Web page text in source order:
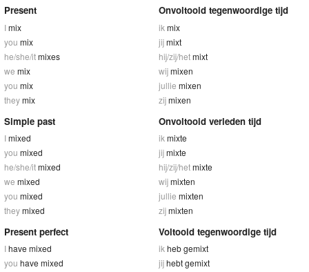
Present
Imix
you mix
he/she/itmixes
we mix
you mix
theymix
Onvoltooid tegenwoordige tijd
ik mix
jijmixt
hij/zij/hetmixt
wijmixen
jullie mixen
zijmixen
Simple past
Imixed
you mixed
he/she/itmixed
we mixed
you mixed
theymixed
Onvoltooid verleden tijd
ik mixte
jijmixte
hij/zij/hetmixte
wijmixten
jullie mixten
zijmixten
Present perfect
Ihave mixed
you have mixed
Voltooid tegenwoordige tijd
ikheb gemixt
jijhebt gemixt